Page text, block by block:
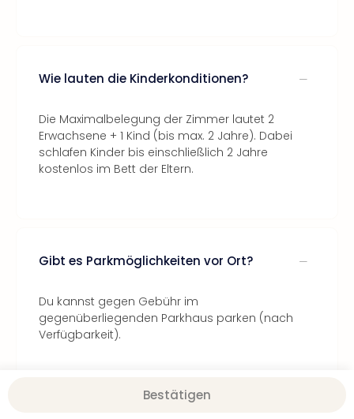
Bestätigen
Wie lauten die Kinderkonditionen?
Die Maximalbelegung der Zimmer lautet 2
Erwachsene + 1 Kind (bis max. 2 Jahre). Dabei
schlafen Kinder bis einschließlich 2 Jahre
kostenlos im Bett der Eltern.
Gibt es Parkmöglichkeiten vor Ort?
Du kannst gegen Gebühr im
gegenüberliegenden Parkhaus parken (nach
Verfügbarkeit).